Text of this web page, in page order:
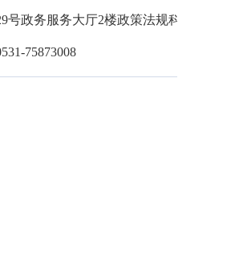
号政务服务大厅2楼政策法规科
75873008